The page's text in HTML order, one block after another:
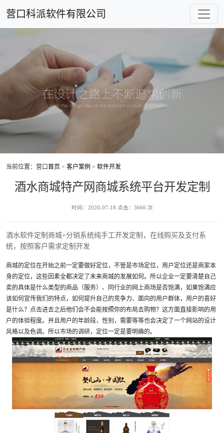
营口科派软件有限公司
当前位置：营口首页 > 客户案例 > 软件开发
酒水商城特产网商城系统平台开发定制
时间：2020-07-18 点击：3666 次
酒水软件定制商城+分销系统纯手工开发定制，在线购买及支付系
统，按照客户需求定制开发
商城的定位在开始之前一定要做好定位，不管是市场定位，用户定位还是商家本
身的定位，这些因素全都决定了未来商城的发展如何。所以企业一定要清楚自己
卖的具体是什么类型的商品（服务）、同行业的网上商场是否饱满，如果饱满应
该如何宣传我们的特点，如何提升自己的竞争力、面向的用户群体，用户的喜好
是什么？点击进去之后他们会不会能按照你的布局去购物？这方面直接影响的用
户的体验程度。并且用户的年龄段，性别，需要等等也会决定了一个网站的设计
风格以及色调。所以市场的调研，定位一定是要明确的。